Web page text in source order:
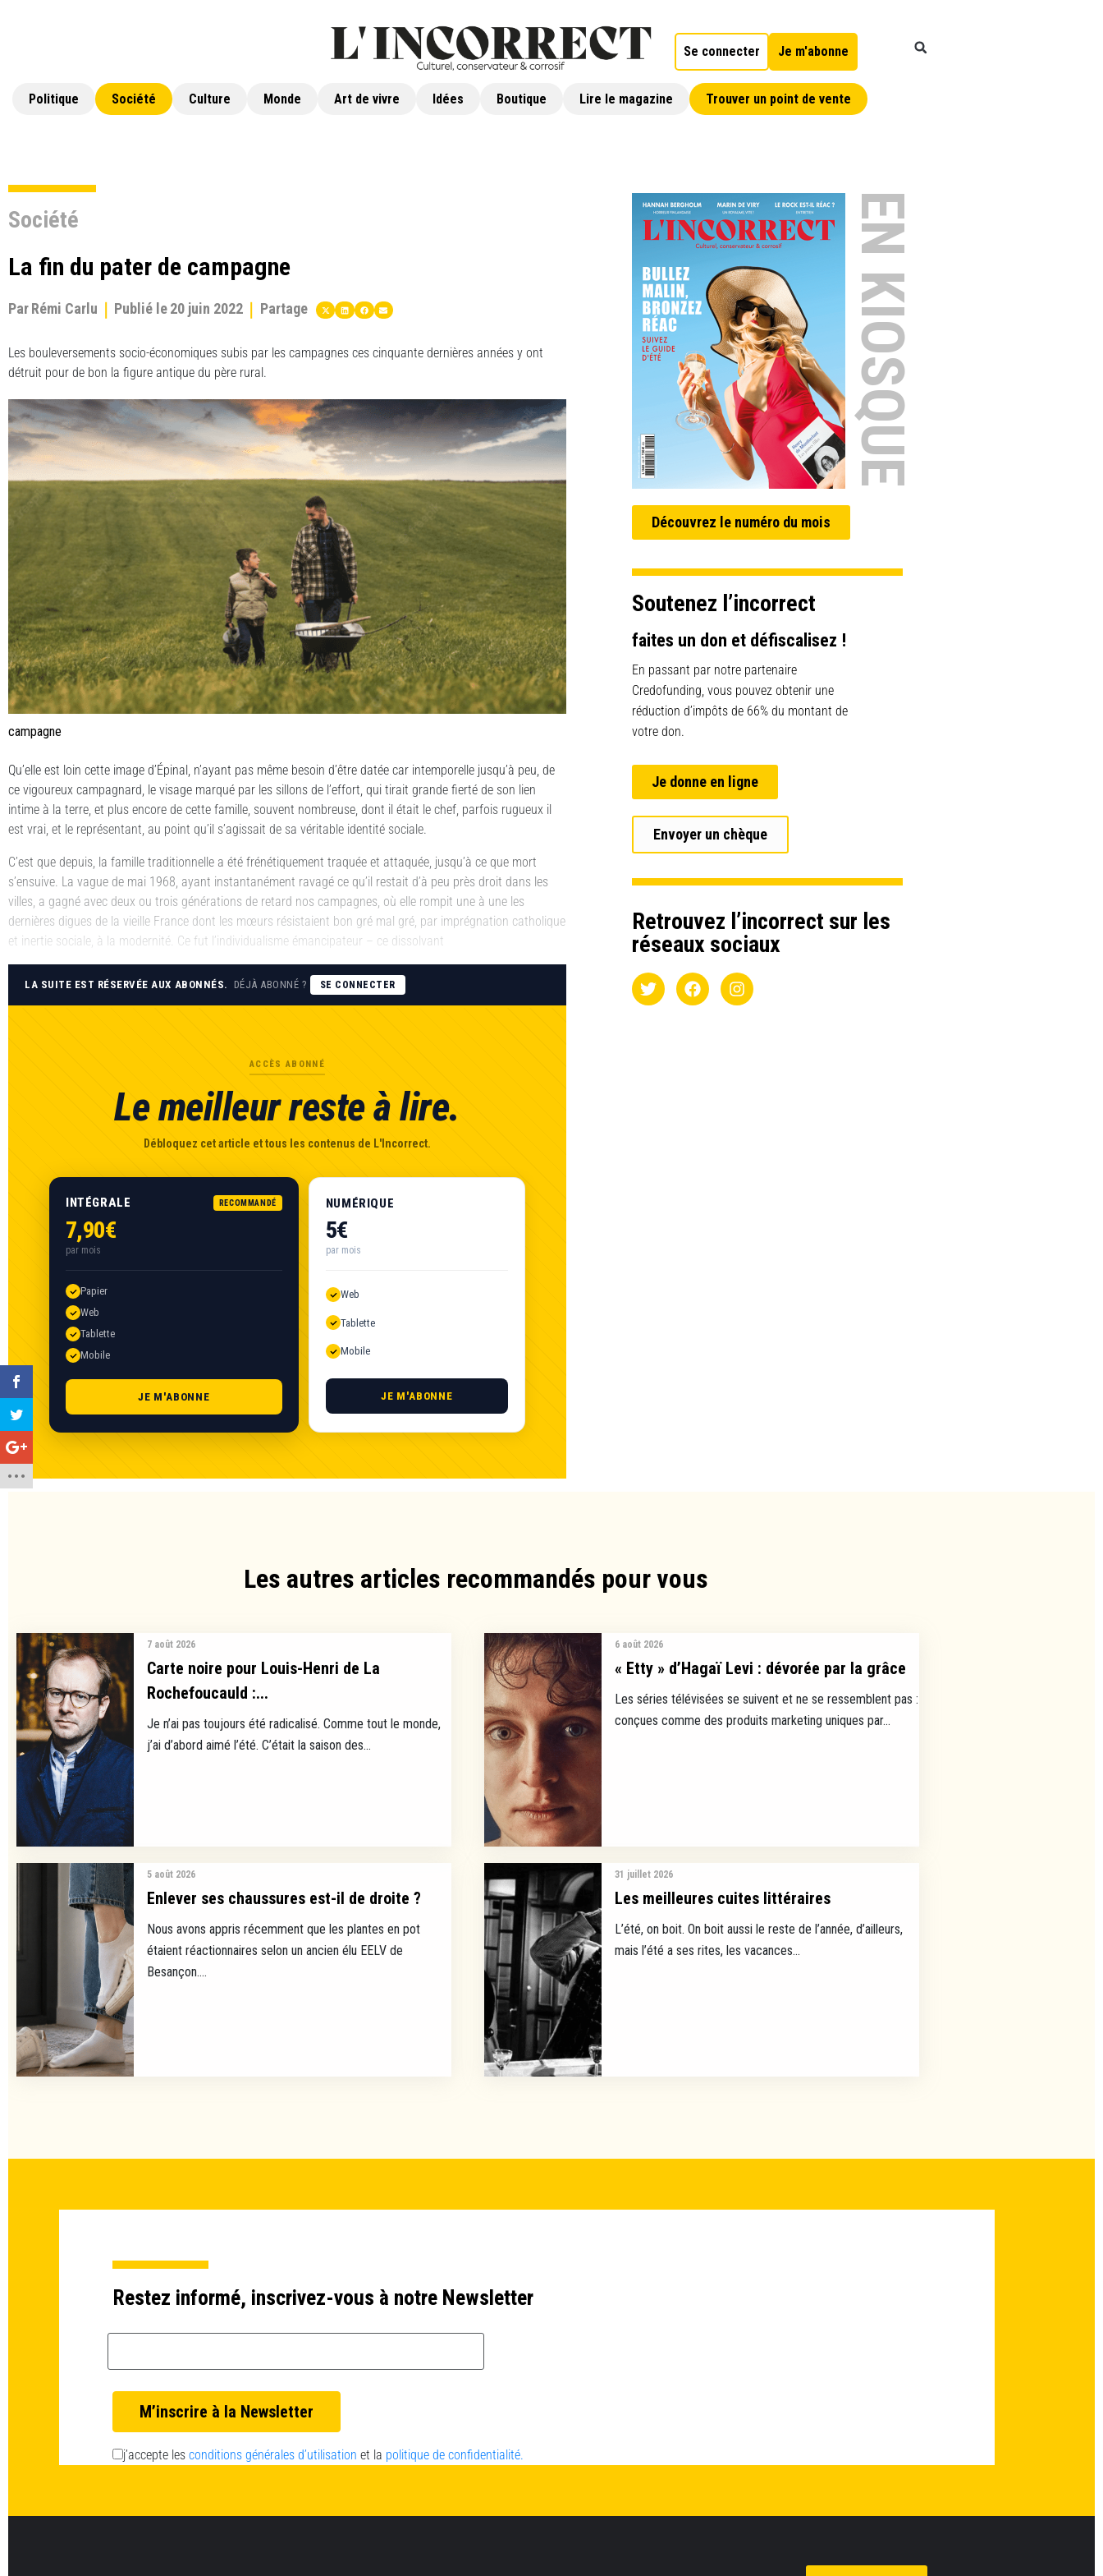
Se connecter Je m'abonne
Politique Société Culture Monde Art de vivre Idées Boutique Lire le magazine Trouver un point de vente
Société
La fin du pater de campagne
ParRémi Carlu Publié le20 juin 2022 Partage
Les bouleversements socio-économiques subis par les campagnes ces cinquante dernières années y ont
détruit pour de bon la figure antique du père rural.
campagne
Qu’elle est loin cette image d’Épinal, n’ayant pas même besoin d’être datée car intemporelle jusqu’à peu, de
ce vigoureux campagnard, le visage marqué par les sillons de l’effort, qui tirait grande fierté de son lien
intime à la terre, et plus encore de cette famille, souvent nombreuse, dont il était le chef, parfois rugueux il
est vrai, et le représentant, au point qu’il s’agissait de sa véritable identité sociale.
C’est que depuis, la famille traditionnelle a été frénétiquement traquée et attaquée, jusqu’à ce que mort
s’ensuive. La vague de mai 1968, ayant instantanément ravagé ce qu’il restait d’à peu près droit dans les
villes, a gagné avec deux ou trois générations de retard nos campagnes, où elle rompit une à une les
dernières digues de la vieille France dont les mœurs résistaient bon gré mal gré, par imprégnation catholique
et inertie sociale, à la modernité. Ce fut l’individualisme émancipateur – ce dissolvant
LA SUITE EST RÉSERVÉE AUX ABONNÉS. DÉJÀ ABONNÉ ? SE CONNECTER
ACCÈS ABONNÉ
Le meilleur reste à lire.
Débloquez cet article et tous les contenus de L'Incorrect.
INTÉGRALE RECOMMANDÉ
7,90€
par mois
Papier
Web
Tablette
Mobile
JE M'ABONNE
NUMÉRIQUE
5€
par mois
Web
Tablette
Mobile
JE M'ABONNE
EN KIOSQUE
Découvrez le numéro du mois
Soutenez l’incorrect
faites un don et défiscalisez !
En passant par notre partenaire
Credofunding, vous pouvez obtenir une
réduction d’impôts de 66% du montant de
votre don.
Je donne en ligne
Envoyer un chèque
Retrouvez l’incorrect sur les
réseaux sociaux
Les autres articles recommandés pour vous​
7 août 2026
Carte noire pour Louis-Henri de La
Rochefoucauld :...
Je n’ai pas toujours été radicalisé. Comme tout le monde,
j’ai d’abord aimé l’été. C’était la saison des...
6 août 2026
« Etty » d’Hagaï Levi : dévorée par la grâce
Les séries télévisées se suivent et ne se ressemblent pas :
conçues comme des produits marketing uniques par...
5 août 2026
Enlever ses chaussures est-il de droite ?
Nous avons appris récemment que les plantes en pot
étaient réactionnaires selon un ancien élu EELV de
Besançon....
31 juillet 2026
Les meilleures cuites littéraires
L’été, on boit. On boit aussi le reste de l’année, d’ailleurs,
mais l’été a ses rites, les vacances...
Restez informé, inscrivez-vous à notre Newsletter
j’accepte les conditions générales d’utilisation et la politique de confidentialité.